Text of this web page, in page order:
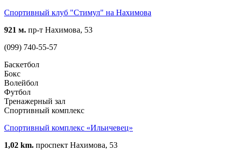
Спортивный клуб "Стимул" на Нахимова
921 м. пр-т Нахимова, 53
(099) 740-55-57
Баскетбол
Бокс
Волейбол
Футбол
Тренажерный зал
Спортивный комплекс
Спортивный комплекс «Ильичевец»
1,02 km. проспект Нахимова, 53